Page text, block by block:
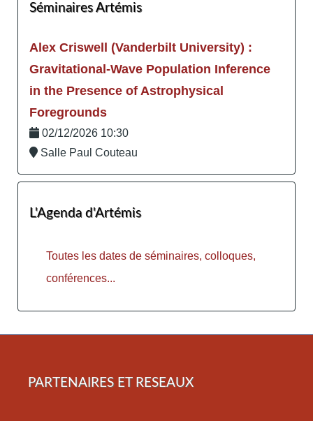
Séminaires Artémis
Alex Criswell (Vanderbilt University) :
Gravitational-Wave Population Inference
in the Presence of Astrophysical
Foregrounds
02/12/2026 10:30
Salle Paul Couteau
L'Agenda d'Artémis
Toutes les dates de séminaires, colloques,
conférences...
PARTENAIRES ET RESEAUX